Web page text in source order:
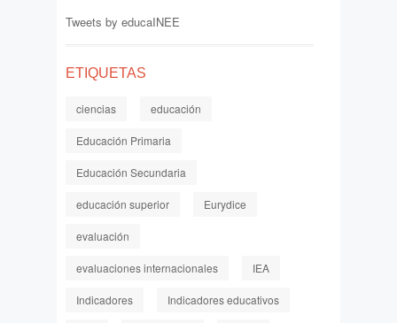
Tweets by educaINEE
ETIQUETAS
ciencias educación
Educación Primaria
Educación Secundaria
educación superior Eurydice
evaluación
evaluaciones internacionales IEA
Indicadores Indicadores educativos